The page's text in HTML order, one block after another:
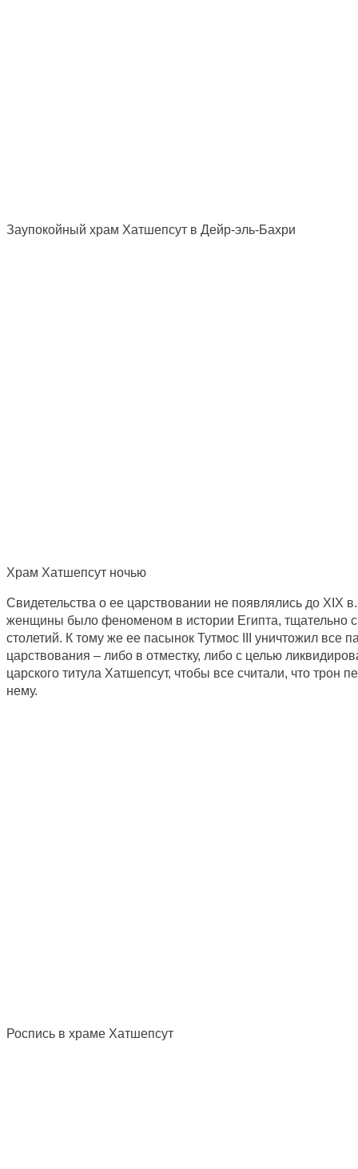
Заупокойный храм Хатшепсут в Дейр-эль-Бахри
Храм Хатшепсут ночью
Свидетельства о ее царствовании не появлялись до XIX
женщины было феноменом в истории Египта, тщательно
столетий. К тому же ее пасынок Тутмос III уничтожил все
царствования – либо в отместку, либо с целью
царского титула Хатшепсут, чтобы все считали, что трон
нему.
Роспись в храме Хатшепсут